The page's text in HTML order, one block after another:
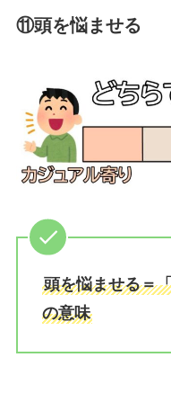
⑪頭を悩ませる
頭を悩ませる＝
の意味